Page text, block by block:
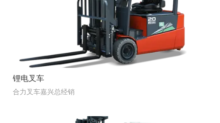
锂电叉车
合力叉车嘉兴总经销